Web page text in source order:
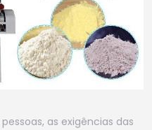
as exigências das